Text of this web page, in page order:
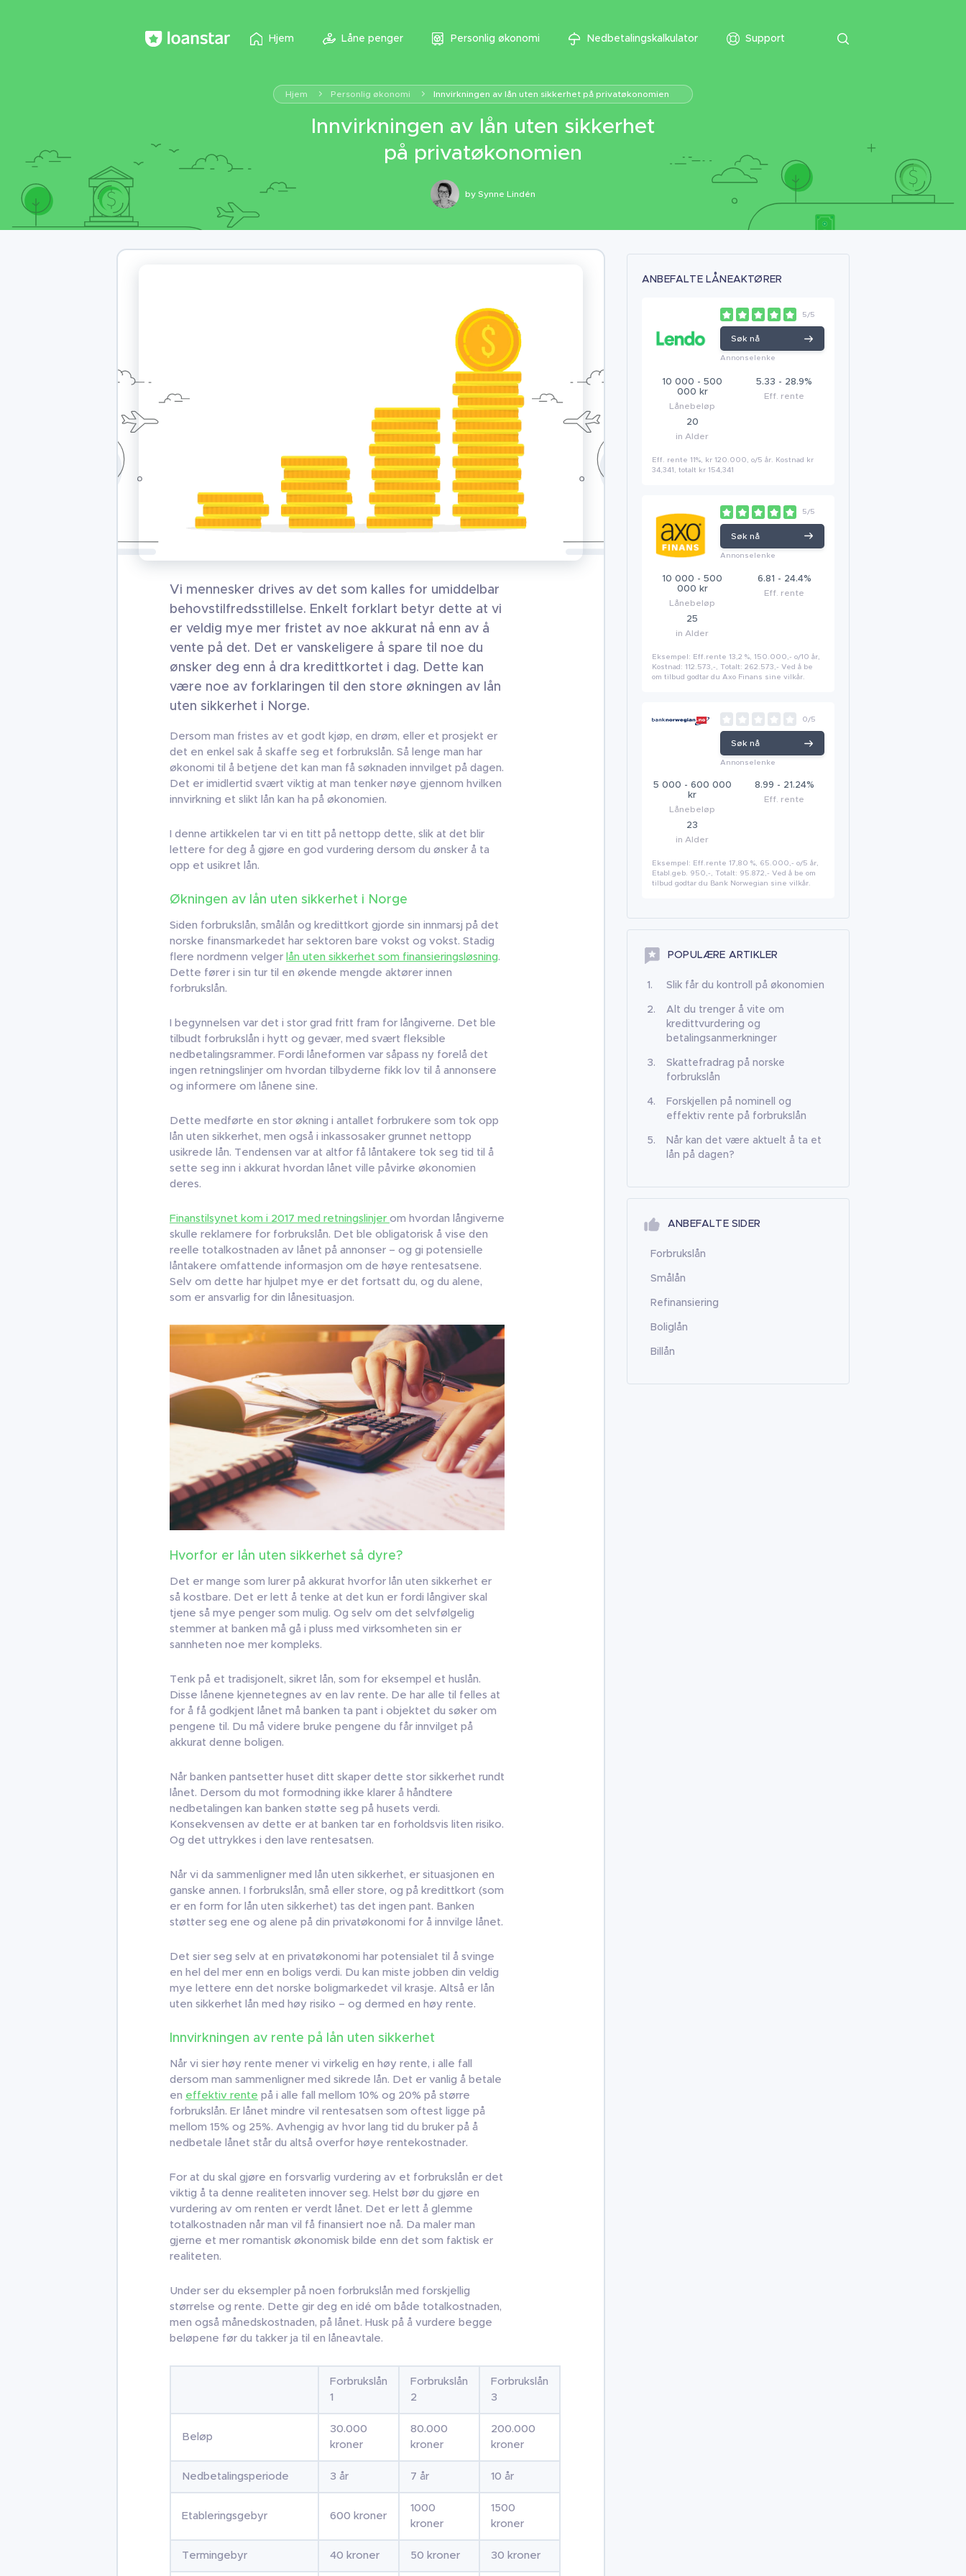
Hjem Låne penger Personlig økonomi Nedbetalingskalkulator Support
Hjem Personlig økonomi Innvirkningen av lån uten sikkerhet på privatøkonomien
Innvirkningen av lån uten sikkerhet
på privatøkonomien
by Synne Lindén
Vi mennesker drives av det som kalles for umiddelbar
behovstilfredsstillelse. Enkelt forklart betyr dette at vi
er veldig mye mer fristet av noe akkurat nå enn av å
vente på det. Det er vanskeligere å spare til noe du
ønsker deg enn å dra kredittkortet i dag. Dette kan
være noe av forklaringen til den store økningen av lån
uten sikkerhet i Norge.
Dersom man fristes av et godt kjøp, en drøm, eller et prosjekt er
det en enkel sak å skaffe seg et forbrukslån. Så lenge man har
økonomi til å betjene det kan man få søknaden innvilget på dagen.
Det er imidlertid svært viktig at man tenker nøye gjennom hvilken
innvirkning et slikt lån kan ha på økonomien.
I denne artikkelen tar vi en titt på nettopp dette, slik at det blir
lettere for deg å gjøre en god vurdering dersom du ønsker å ta
opp et usikret lån.
Økningen av lån uten sikkerhet i Norge
Siden forbrukslån, smålån og kredittkort gjorde sin innmarsj på det
norske finansmarkedet har sektoren bare vokst og vokst. Stadig
flere nordmenn velger lån uten sikkerhet som finansieringsløsning.
Dette fører i sin tur til en økende mengde aktører innen
forbrukslån.
I begynnelsen var det i stor grad fritt fram for långiverne. Det ble
tilbudt forbrukslån i hytt og gevær, med svært fleksible
nedbetalingsrammer. Fordi låneformen var såpass ny forelå det
ingen retningslinjer om hvordan tilbyderne fikk lov til å annonsere
og informere om lånene sine.
Dette medførte en stor økning i antallet forbrukere som tok opp
lån uten sikkerhet, men også i inkassosaker grunnet nettopp
usikrede lån. Tendensen var at altfor få låntakere tok seg tid til å
sette seg inn i akkurat hvordan lånet ville påvirke økonomien
deres.
Finanstilsynet kom i 2017 med retningslinjer om hvordan långiverne
skulle reklamere for forbrukslån. Det ble obligatorisk å vise den
reelle totalkostnaden av lånet på annonser – og gi potensielle
låntakere omfattende informasjon om de høye rentesatsene.
Selv om dette har hjulpet mye er det fortsatt du, og du alene,
som er ansvarlig for din lånesituasjon.
Hvorfor er lån uten sikkerhet så dyre?
Det er mange som lurer på akkurat hvorfor lån uten sikkerhet er
så kostbare. Det er lett å tenke at det kun er fordi långiver skal
tjene så mye penger som mulig. Og selv om det selvfølgelig
stemmer at banken må gå i pluss med virksomheten sin er
sannheten noe mer kompleks.
Tenk på et tradisjonelt, sikret lån, som for eksempel et huslån.
Disse lånene kjennetegnes av en lav rente. De har alle til felles at
for å få godkjent lånet må banken ta pant i objektet du søker om
pengene til. Du må videre bruke pengene du får innvilget på
akkurat denne boligen.
Når banken pantsetter huset ditt skaper dette stor sikkerhet rundt
lånet. Dersom du mot formodning ikke klarer å håndtere
nedbetalingen kan banken støtte seg på husets verdi.
Konsekvensen av dette er at banken tar en forholdsvis liten risiko.
Og det uttrykkes i den lave rentesatsen.
Når vi da sammenligner med lån uten sikkerhet, er situasjonen en
ganske annen. I forbrukslån, små eller store, og på kredittkort (som
er en form for lån uten sikkerhet) tas det ingen pant. Banken
støtter seg ene og alene på din privatøkonomi for å innvilge lånet.
Det sier seg selv at en privatøkonomi har potensialet til å svinge
en hel del mer enn en boligs verdi. Du kan miste jobben din veldig
mye lettere enn det norske boligmarkedet vil krasje. Altså er lån
uten sikkerhet lån med høy risiko – og dermed en høy rente.
Innvirkningen av rente på lån uten sikkerhet
Når vi sier høy rente mener vi virkelig en høy rente, i alle fall
dersom man sammenligner med sikrede lån. Det er vanlig å betale
en effektiv rente på i alle fall mellom 10% og 20% på større
forbrukslån. Er lånet mindre vil rentesatsen som oftest ligge på
mellom 15% og 25%. Avhengig av hvor lang tid du bruker på å
nedbetale lånet står du altså overfor høye rentekostnader.
For at du skal gjøre en forsvarlig vurdering av et forbrukslån er det
viktig å ta denne realiteten innover seg. Helst bør du gjøre en
vurdering av om renten er verdt lånet. Det er lett å glemme
totalkostnaden når man vil få finansiert noe nå. Da maler man
gjerne et mer romantisk økonomisk bilde enn det som faktisk er
realiteten.
Under ser du eksempler på noen forbrukslån med forskjellig
størrelse og rente. Dette gir deg en idé om både totalkostnaden,
men også månedskostnaden, på lånet. Husk på å vurdere begge
beløpene før du takker ja til en låneavtale.
Forbrukslån
1
Forbrukslån
2
Forbrukslån
3
Beløp
30.000
kroner
80.000
kroner
200.000
kroner
Nedbetalingsperiode 3 år 7 år 10 år
Etableringsgebyr 600 kroner
1000
kroner
1500
kroner
Termingebyr 40 kroner 50 kroner 30 kroner
ANBEFALTE LÅNEAKTØRER
5/5
Søk nå
Annonselenke
10 000 - 500
000 kr
Lånebeløp
5.33 - 28.9%
Eff. rente
20
in Alder
Eff. rente 11%, kr 120.000, o/5 år. Kostnad kr
34,341, totalt kr 154,341
5/5
Søk nå
Annonselenke
10 000 - 500
000 kr
Lånebeløp
6.81 - 24.4%
Eff. rente
25
in Alder
Eksempel: Eff.rente 13,2 %, 150.000,- o/10 år,
Kostnad: 112.573,-, Totalt: 262.573,- Ved å be
om tilbud godtar du Axo Finans sine vilkår.
0/5
Søk nå
Annonselenke
5 000 - 600 000
kr
Lånebeløp
8.99 - 21.24%
Eff. rente
23
in Alder
Eksempel: Eff.rente 17,80 %, 65.000,- o/5 år,
Etabl.geb. 950,-, Totalt: 95.872,- Ved å be om
tilbud godtar du Bank Norwegian sine vilkår.
POPULÆRE ARTIKLER
Slik får du kontroll på økonomien
Alt du trenger å vite om
kredittvurdering og
betalingsanmerkninger
Skattefradrag på norske
forbrukslån
Forskjellen på nominell og
effektiv rente på forbrukslån
Når kan det være aktuelt å ta et
lån på dagen?
ANBEFALTE SIDER
Forbrukslån
Smålån
Refinansiering
Boliglån
Billån